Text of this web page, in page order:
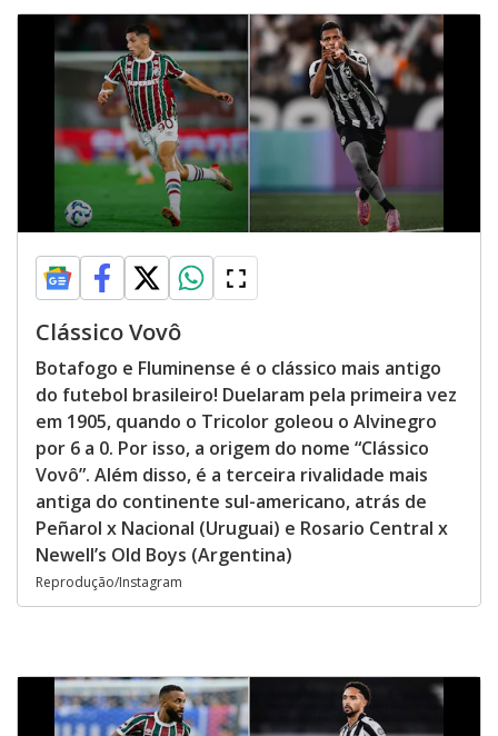
Clássico Vovô
Botafogo e Fluminense é o clássico mais antigo
do futebol brasileiro! Duelaram pela primeira vez
em 1905, quando o Tricolor goleou o Alvinegro
por 6 a 0. Por isso, a origem do nome “Clássico
Vovô”. Além disso, é a terceira rivalidade mais
antiga do continente sul-americano, atrás de
Peñarol x Nacional (Uruguai) e Rosario Central x
Newell’s Old Boys (Argentina)
Reprodução/Instagram